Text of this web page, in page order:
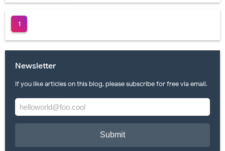
Lukisan Mural Pendidikan Harga Terbaru 2021
Harga Lukisan Mural Dinding Sekolah TK
Jasa Lukis Mural Tiga Dimensi Berkualitas
Lukisan Mural Tangga Hiasi Ruangan Tanpa Mahal
1
Newsletter
If you like articles on this blog, please subscribe for free via email.